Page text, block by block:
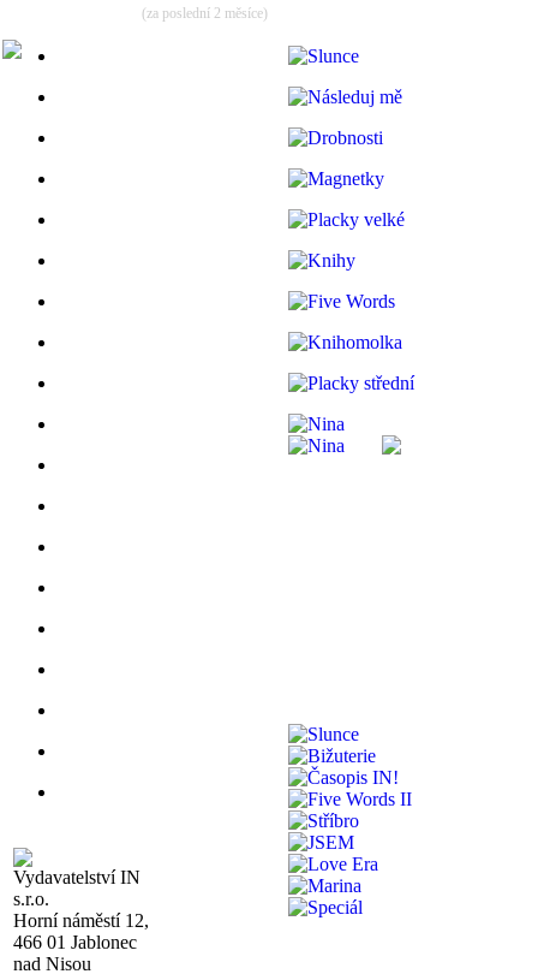
(za poslední 2 měsíce)
Vydavatelství IN
s.r.o.
Horní náměstí 12,
466 01 Jablonec
nad Nisou